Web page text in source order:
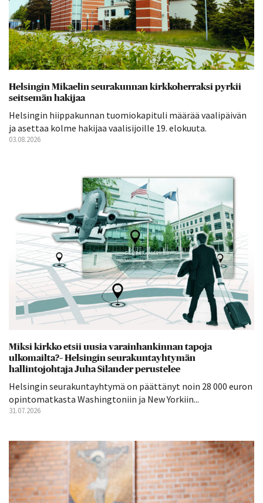
Helsingin Mikaelin seurakunnan kirkkoherraksi pyrkii
seitsemän hakijaa
Helsingin hiippakunnan tuomiokapituli määrää vaalipäivän
ja asettaa kolme hakijaa vaalisijoille 19. elokuuta.
03.08.2026
Miksi kirkko etsii uusia varainhankinnan tapoja
ulkomailta?– Helsingin seurakuntayhtymän
hallintojohtaja Juha Silander perustelee
Helsingin seurakuntayhtymä on päättänyt noin 28 000 euron
opintomatkasta Washingtoniin ja New Yorkiin...
31.07.2026